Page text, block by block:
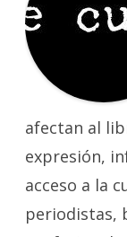
afectan al
expresión,
acceso a la
periodistas,